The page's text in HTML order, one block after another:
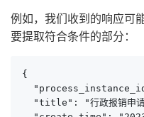
例如，我们收到的响应可
要提取符合条件的部分：
{
"title": "行政报销申